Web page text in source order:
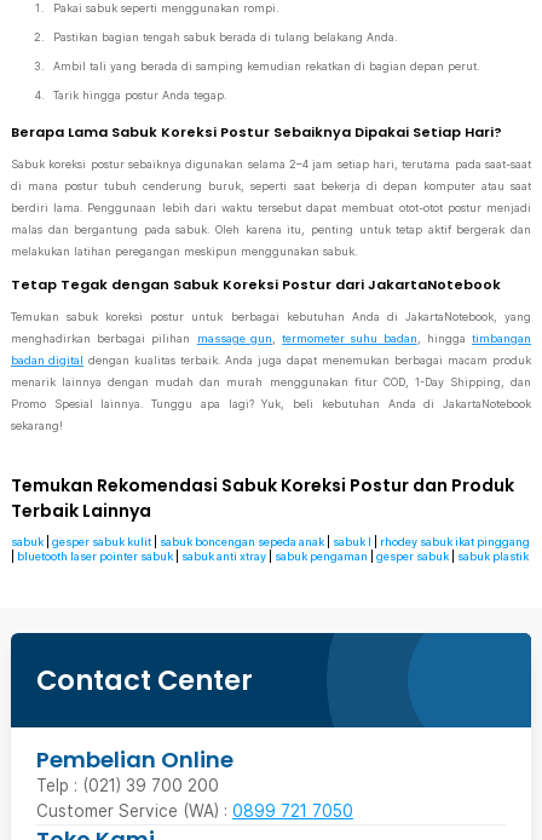
Pakai sabuk seperti menggunakan rompi.
Pastikan bagian tengah sabuk berada di tulang belakang Anda.
Ambil tali yang berada di samping kemudian rekatkan di bagian depan perut.
Tarik hingga postur Anda tegap.
Berapa Lama Sabuk Koreksi Postur Sebaiknya Dipakai Setiap Hari?
Sabuk koreksi postur sebaiknya digunakan selama 2–4 jam setiap hari, terutama pada saat-saat
di mana postur tubuh cenderung buruk, seperti saat bekerja di depan komputer atau saat
berdiri lama. Penggunaan lebih dari waktu tersebut dapat membuat otot-otot postur menjadi
malas dan bergantung pada sabuk. Oleh karena itu, penting untuk tetap aktif bergerak dan
melakukan latihan peregangan meskipun menggunakan sabuk.
Tetap Tegak dengan Sabuk Koreksi Postur dari JakartaNotebook
Temukan sabuk koreksi postur untuk berbagai kebutuhan Anda di JakartaNotebook, yang
menghadirkan berbagai pilihan
massage gun ,termometer suhu badan , hinggatimbangan
badan digital dengan kualitas terbaik. Anda juga dapat menemukan berbagai macam produk
menarik lainnya dengan mudah dan murah menggunakan fitur COD, 1-Day Shipping, dan
Promo Spesial lainnya. Tunggu apa lagi? Yuk, beli kebutuhan Anda di JakartaNotebook
sekarang!
Temukan Rekomendasi Sabuk Koreksi Postur dan Produk
Terbaik Lainnya
sabuk gesper sabuk kulit sabuk boncengan sepeda anak sabuk l
rhodey sabuk ikat pinggang
bluetooth laser pointer sabuk sabuk anti xtray sabuk pengaman gesper sabuk sabuk plastik
Contact Center
Pembelian Online
Telp : (021) 39 700 200
Customer Service (WA) : 0899 721 7050